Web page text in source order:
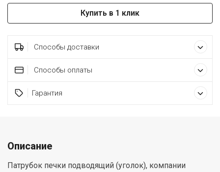
Купить в 1 клик
Способы доставки
Способы оплаты
Гарантия
Описание
Патрубок печки подводящий (уголок), компании